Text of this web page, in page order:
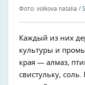
Фото: volkova natalia /
Каждый из них
культуры и
края — алмаз,
свистульку,